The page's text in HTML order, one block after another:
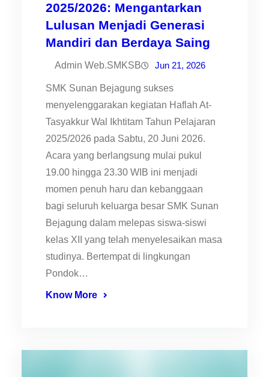
2025/2026: Mengantarkan
Lulusan Menjadi Generasi
Mandiri dan Berdaya Saing
Admin Web.SMKSB Jun 21, 2026
SMK Sunan Bejagung sukses
menyelenggarakan kegiatan Haflah At-
Tasyakkur Wal Ikhtitam Tahun Pelajaran
2025/2026 pada Sabtu, 20 Juni 2026.
Acara yang berlangsung mulai pukul
19.00 hingga 23.30 WIB ini menjadi
momen penuh haru dan kebanggaan
bagi seluruh keluarga besar SMK Sunan
Bejagung dalam melepas siswa-siswi
kelas XII yang telah menyelesaikan masa
studinya. Bertempat di lingkungan
Pondok…
Know More